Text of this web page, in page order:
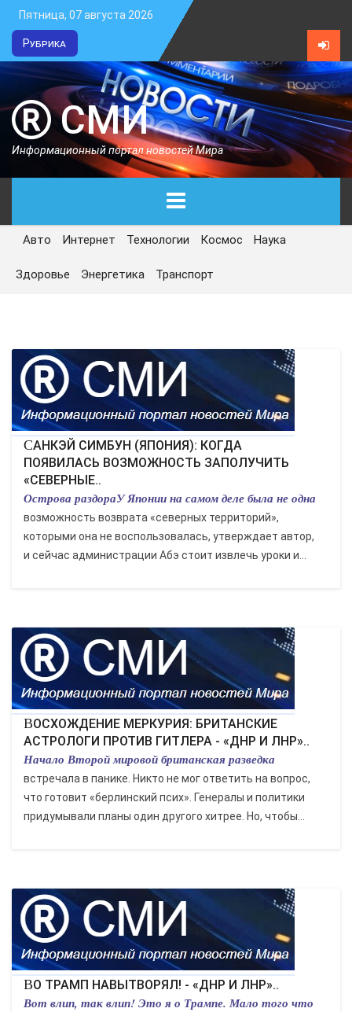
Пятница, 07 августа 2026
Рубрика
СМИ
Информационный портал новостей Мира
ГЛАВНАЯ
СЕГОДНЯ
ЭКОНОМИКА
КУЛЬТУРА
СПОРТ
ВОЕННЫЕ ДЕЙСТВИЯ
ПРОИСШЕСТВИЯ
Авто Интернет Технологии Космос Наука
Здоровье Энергетика Транспорт
САНКЭЙ СИМБУН (ЯПОНИЯ): КОГДА
ПОЯВИЛАСЬ ВОЗМОЖНОСТЬ ЗАПОЛУЧИТЬ
«СЕВЕРНЫЕ..
Острова раздораУ Японии на самом деле была не одна
возможность возврата «северных территорий»,
которыми она не воспользовалась, утверждает автор,
и сейчас администрации Абэ стоит извлечь уроки и...
ВОСХОЖДЕНИЕ МЕРКУРИЯ: БРИТАНСКИЕ
АСТРОЛОГИ ПРОТИВ ГИТЛЕРА - «ДНР И ЛНР»..
Начало Второй мировой британская разведка
встречала в панике. Никто не мог ответить на вопрос,
что готовит «берлинский псих». Генералы и политики
придумывали планы один другого хитрее. Но, чтобы...
ВО ТРАМП НАВЫТВОРЯЛ! - «ДНР И ЛНР»..
Вот влип, так влип! Это я о Трампе. Мало того что